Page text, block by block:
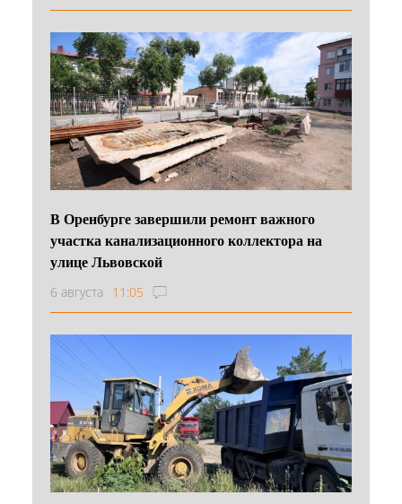
В Оренбурге завершили ремонт важного
участка канализационного коллектора на
улице Львовской
6 августа 11:05